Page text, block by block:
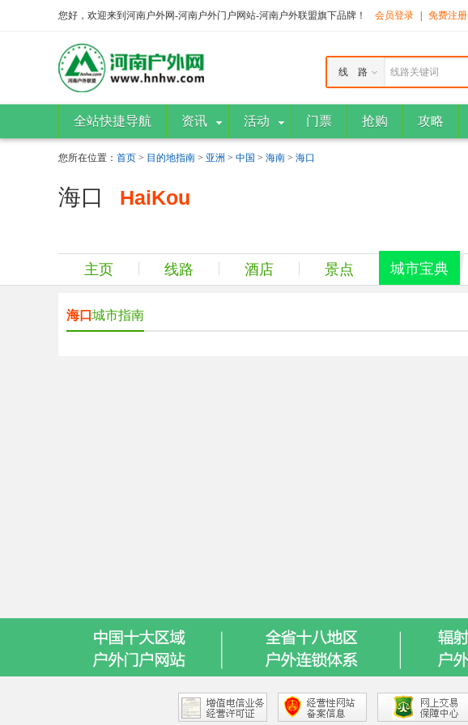
您好，欢迎来到河南户外网-河南户外门户网站-河南户外联盟旗下品牌！ 会员登录 免费注册
线路关键词
线 路
全站快捷导航 资讯 活动 门票 抢购 攻略
您所在位置： 首页 > 目的地指南 > 亚洲 > 中国 > 海南 > 海口
海口 HaiKou
主页 线路 酒店 景点 城市宝典
海口 城市指南